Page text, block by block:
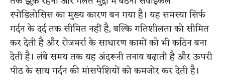
स्पोंडिलोसिस का मुख्य कारण बन गया है। यह समस्या सिर्फ
गर्दन के दर्द तक सीमित नहीं है, बल्कि गतिशीलता को सीमित
कर देती है और रोजमर्रा के साधारण कामों को भी कठिन बना
देती है। लंबे समय तक यह अंदरूनी तनाव बढ़ाती है और ऊपरी
पीठ के साथ गर्दन की मांसपेशियों को कमजोर कर देती है।